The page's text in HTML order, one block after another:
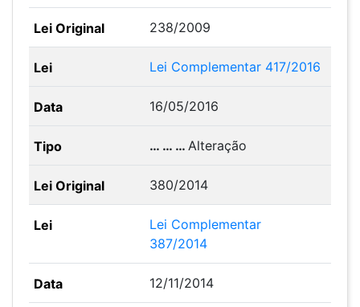
238/2009
Lei Complementar 417/2016
16/05/2016
… … …Alteração
380/2014
Lei Complementar
387/2014
12/11/2014